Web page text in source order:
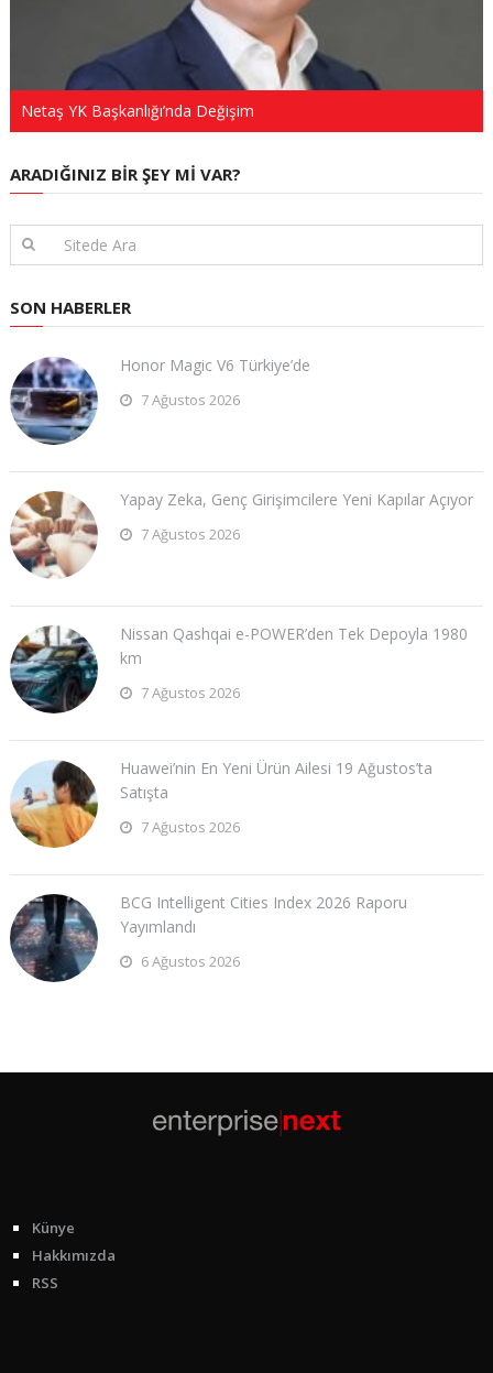
Netaş YK Başkanlığı’nda Değişim
ARADIĞINIZ BIR ŞEY MI VAR?
SON HABERLER
Honor Magic V6 Türkiye’de
7 Ağustos 2026
Yapay Zeka, Genç Girişimcilere Yeni Kapılar Açıyor
7 Ağustos 2026
Nissan Qashqai e-POWER’den Tek Depoyla 1980
km
7 Ağustos 2026
Huawei’nin En Yeni Ürün Ailesi 19 Ağustos’ta
Satışta
7 Ağustos 2026
BCG Intelligent Cities Index 2026 Raporu
Yayımlandı
6 Ağustos 2026
Künye
Hakkımızda
RSS